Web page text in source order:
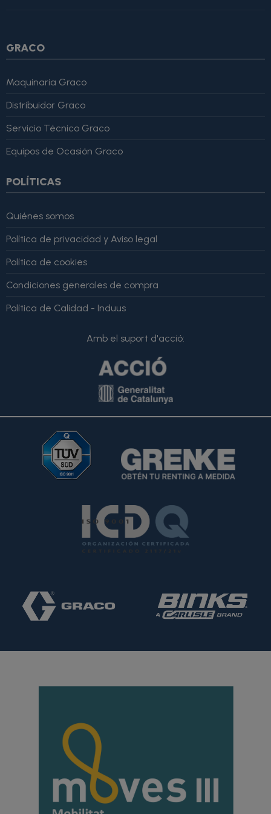
GRACO
Maquinaria Graco
Distribuidor Graco
Servicio Técnico Graco
Equipos de Ocasión Graco
POLÍTICAS
Quiénes somos
Política de privacidad y Aviso legal
Política de cookies
Condiciones generales de compra
Política de Calidad - Induus
Amb el suport d'acció: